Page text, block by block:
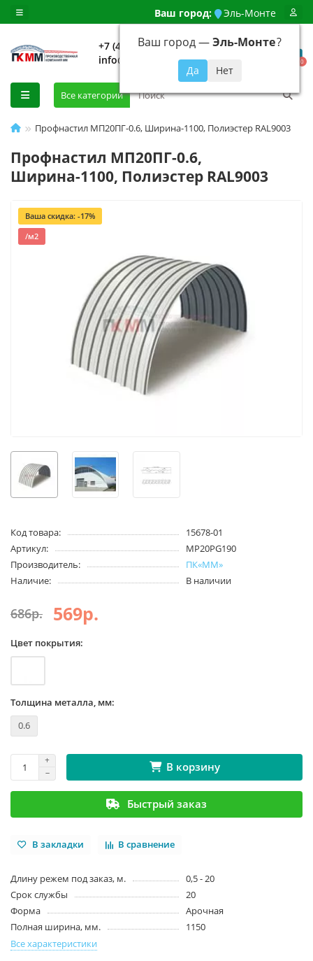
Ваш город: Эль-Монте
Ваш город —Эль-Монте?
+7 (499) 648-92-94
info@evroshtaketnikmoskva.ru
0
Все категории
Профнастил МП20ПГ-0.6, Ширина-1100, Полиэстер RAL9003
Профнастил МП20ПГ-0.6,
Ширина-1100, Полиэстер RAL9003
Ваша скидка: -17%
/м2
Код товара:
15678-01
Артикул:
MP20PG190
Производитель:
ПК«ММ»
Наличие:
В наличии
686р. 569р.
Цвет покрытия:
Толщина металла, мм:
0.6
В корзину
Быстрый заказ
В закладки В сравнение
Длину режем под заказ, м.
0,5 - 20
Срок службы
20
Форма
Арочная
Полная ширина, мм.
1150
Все характеристики